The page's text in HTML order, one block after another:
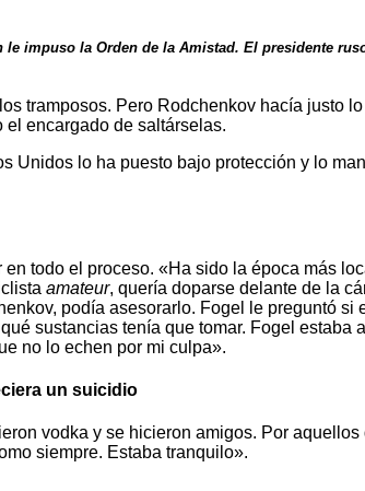
impuso la Orden de la Amistad. El presidente
tramposos. Pero Rodchenkov hacía justo
encargado de saltárselas.
Unidos lo ha puesto bajo protección y lo
todo el proceso. «Ha sido la época más
amateur, quería doparse delante de la
podía asesorarlo. Fogel le preguntó si
sustancias tenía que tomar. Fogel estaba
no lo echen por mi culpa».
un suicidio
vodka y se hicieron amigos. Por aquellos
siempre. Estaba tranquilo».